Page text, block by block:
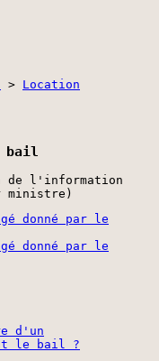
> Location
bail
de l'information
ministre)
donné par le
donné par le
d'un
le bail ?